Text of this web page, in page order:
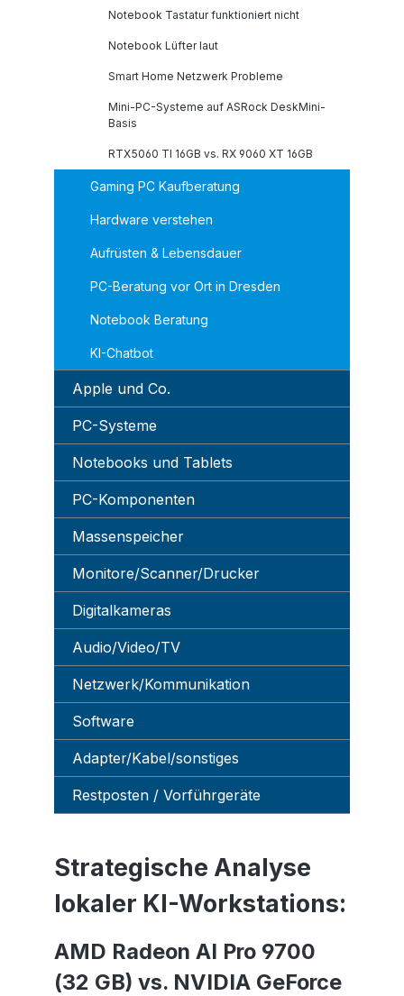
Notebook Tastatur funktioniert nicht
Notebook Lüfter laut
Smart Home Netzwerk Probleme
Mini-PC-Systeme auf ASRock DeskMini-
Basis
RTX5060 TI 16GB vs. RX 9060 XT 16GB
Gaming PC Kaufberatung
Hardware verstehen
Aufrüsten & Lebensdauer
PC-Beratung vor Ort in Dresden
Notebook Beratung
KI-Chatbot
Apple und Co.
PC-Systeme
Notebooks und Tablets
PC-Komponenten
Massenspeicher
Monitore/Scanner/Drucker
Digitalkameras
Audio/Video/TV
Netzwerk/Kommunikation
Software
Adapter/Kabel/sonstiges
Restposten / Vorführgeräte
Strategische Analyse
lokaler KI-Workstations:
AMD Radeon AI Pro 9700
(32 GB) vs. NVIDIA GeForce